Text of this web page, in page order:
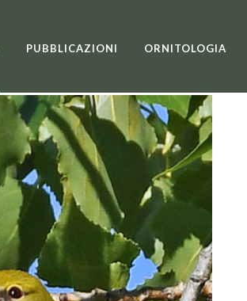
PUBBLICAZIONI ORNITOLOGIA